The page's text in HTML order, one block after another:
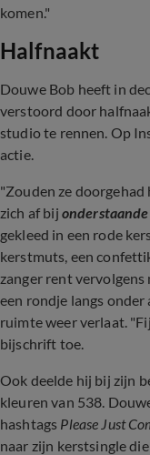
komen."
Halfnaakt
Douwe Bob heeft in
verstoord door
studio te rennen. Op
actie.
"Zouden ze doorgehad
zich af bij
gekleed in een rode
kerstmuts, een
zanger rent
een rondje langs
ruimte weer verlaat.
bijschrift toe.
Ook deelde hij bij zijn
kleuren van 538.
hashtags Please Just
naar zijn kerstsingle